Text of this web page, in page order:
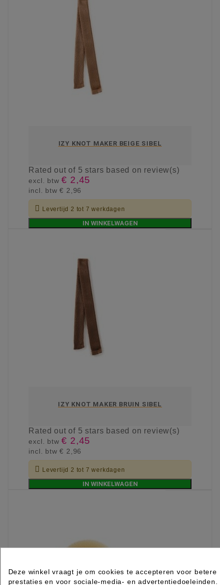
IZY KNOT MAKER BEIGE SIBEL
Ratedout of 5 stars based on review(s)
excl. btw€ 2,45
incl. btw€ 2,96
 Levertijd 2 tot 7 werkdagen
IN WINKELWAGEN
IZY KNOT MAKER BRUIN SIBEL
Ratedout of 5 stars based on review(s)
excl. btw€ 2,45
incl. btw€ 2,96
 Levertijd 2 tot 7 werkdagen
IN WINKELWAGEN
Deze winkel vraagt je om cookies te accepteren voor betere
prestaties en voor sociale-media- en advertentiedoeleinden.